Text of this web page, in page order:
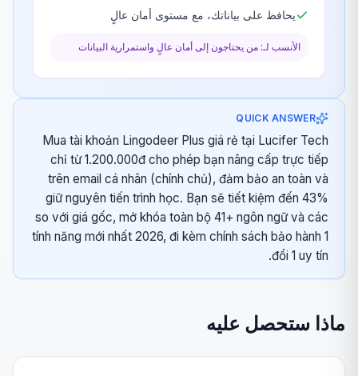
يحافظ على بياناتك، مع مستوى أمان عالٍ
الأنسب لـ: من يحتاجون إلى أمان عالٍ واستمرارية البيانات
QUICK ANSWER
Mua tài khoản Lingodeer Plus giá rẻ tại Lucifer Tech
chỉ từ 1.200.000đ cho phép bạn nâng cấp trực tiếp
trên email cá nhân (chính chủ), đảm bảo an toàn và
giữ nguyên tiến trình học. Bạn sẽ tiết kiệm đến 43%
so với giá gốc, mở khóa toàn bộ 41+ ngôn ngữ và các
tính năng mới nhất 2026, đi kèm chính sách bảo hành 1
đổi 1 uy tín.
ماذا ستحصل عليه